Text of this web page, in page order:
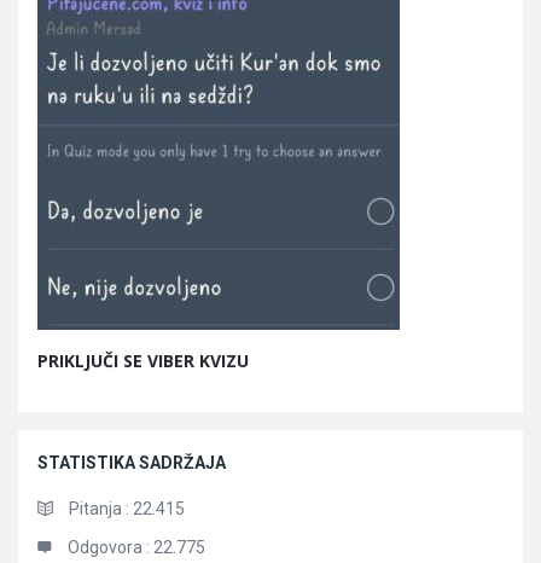
PRIKLJUČI SE VIBER KVIZU
STATISTIKA SADRŽAJA
Pitanja : 22.415
Odgovora : 22.775